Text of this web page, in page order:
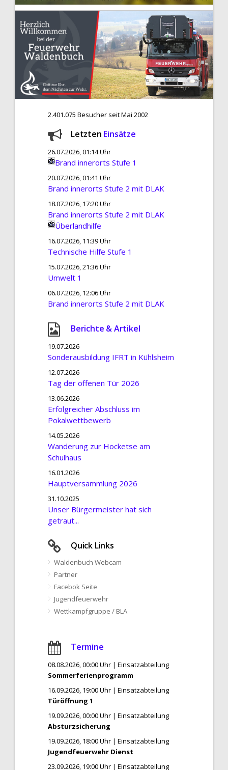
2.401.075 Besucher seit Mai 2002
Letzten Einsätze
26.07.2026, 01:14 Uhr
Brand innerorts Stufe 1
20.07.2026, 01:41 Uhr
Brand innerorts Stufe 2 mit DLAK
18.07.2026, 17:20 Uhr
Brand innerorts Stufe 2 mit DLAK
Überlandhilfe
16.07.2026, 11:39 Uhr
Technische Hilfe Stufe 1
15.07.2026, 21:36 Uhr
Umwelt 1
06.07.2026, 12:06 Uhr
Brand innerorts Stufe 2 mit DLAK
Berichte & Artikel
19.07.2026
Sonderausbildung IFRT in Kühlsheim
12.07.2026
Tag der offenen Tür 2026
13.06.2026
Erfolgreicher Abschluss im
Pokalwettbewerb
14.05.2026
Wanderung zur Hocketse am
Schulhaus
16.01.2026
Hauptversammlung 2026
31.10.2025
Unser Bürgermeister hat sich
getraut...
Quick Links
Waldenbuch Webcam
Partner
Facebok Seite
Jugendfeuerwehr
Wettkampfgruppe / BLA
Termine
08.08.2026, 00:00 Uhr | Einsatzabteilung
Sommerferienprogramm
16.09.2026, 19:00 Uhr | Einsatzabteilung
Türöffnung 1
19.09.2026, 00:00 Uhr | Einsatzabteilung
Absturzsicherung
19.09.2026, 18:00 Uhr | Einsatzabteilung
Jugendfeuerwehr Dienst
23.09.2026, 19:00 Uhr | Einsatzabteilung